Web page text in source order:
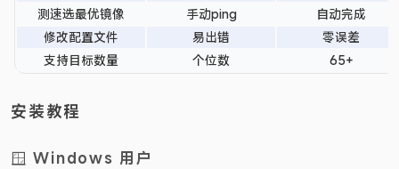
测速选最优镜像
手动ping
自动完成
修改配置文件
易出错
零误差
支持目标数量
个位数 65+
安装教程
🪟 Windows 用户